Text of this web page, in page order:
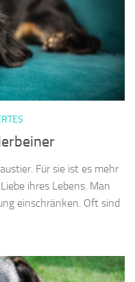
Für sie ist es mehr
ihres Lebens. Man
einschränken. Oft sind